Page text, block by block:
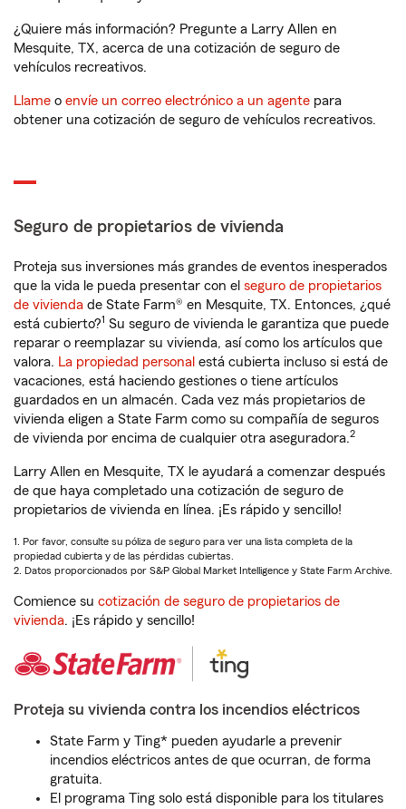
¿Quiere más información? Pregunte a Larry Allen en
Mesquite, TX, acerca de una cotización de seguro de
vehículos recreativos.
Llame o envíe un correo electrónico a un agente para
obtener una cotización de seguro de vehículos recreativos.
Seguro de propietarios de vivienda
Proteja sus inversiones más grandes de eventos inesperados
que la vida le pueda presentar con el seguro de propietarios
de vivienda de State Farm® en Mesquite, TX. Entonces, ¿qué
está cubierto?1 Su seguro de vivienda le garantiza que puede
reparar o reemplazar su vivienda, así como los artículos que
valora. La propiedad personal está cubierta incluso si está de
vacaciones, está haciendo gestiones o tiene artículos
guardados en un almacén. Cada vez más propietarios de
vivienda eligen a State Farm como su compañía de seguros
de vivienda por encima de cualquier otra aseguradora.2
Larry Allen en Mesquite, TX le ayudará a comenzar después
de que haya completado una cotización de seguro de
propietarios de vivienda en línea. ¡Es rápido y sencillo!
1. Por favor, consulte su póliza de seguro para ver una lista completa de la
propiedad cubierta y de las pérdidas cubiertas.
2. Datos proporcionados por S&P Global Market Intelligence y State Farm Archive.
Comience su cotización de seguro de propietarios de
vivienda. ¡Es rápido y sencillo!
Proteja su vivienda contra los incendios eléctricos
State Farm y Ting* pueden ayudarle a prevenir
incendios eléctricos antes de que ocurran, de forma
gratuita.
El programa Ting solo está disponible para los titulares